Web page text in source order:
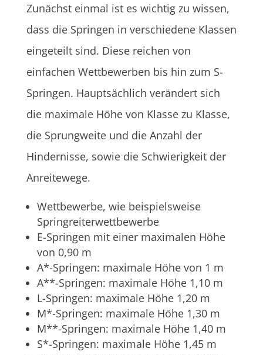
Zunächst einmal ist es wichtig zu wissen,
dass die Springen in verschiedene Klassen
eingeteilt sind. Diese reichen von
einfachen Wettbewerben bis hin zum S-
Springen. Hauptsächlich verändert sich
die maximale Höhe von Klasse zu Klasse,
die Sprungweite und die Anzahl der
Hindernisse, sowie die Schwierigkeit der
Anreitewege.
Wettbewerbe, wie beispielsweise
Springreiterwettbewerbe
E-Springen mit einer maximalen Höhe
von 0,90 m
A*-Springen: maximale Höhe von 1 m
A**-Springen: maximale Höhe 1,10 m
L-Springen: maximale Höhe 1,20 m
M*-Springen: maximale Höhe 1,30 m
M**-Springen: maximale Höhe 1,40 m
S*-Springen: maximale Höhe 1,45 m